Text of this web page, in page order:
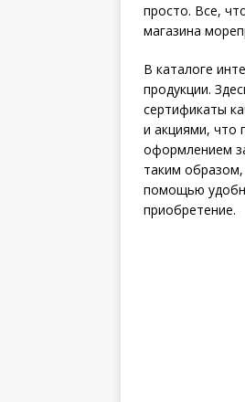
просто. Все,
магазина
В каталоге
продукции.
сертификаты
и акциями, что
оформлением
таким
помощью
приобретение.